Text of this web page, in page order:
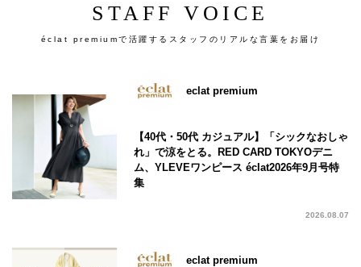
STAFF VOICE
éclat premiumで活躍するスタッフのリアルな言葉をお届け
eclat premium
【40代・50代 カジュアル】「シックなおしゃ
れ」で涼をとる。RED CARD TOKYOデニ
ム、YLEVEワンピース éclat2026年9月号特
集
2026.08.07
eclat premium